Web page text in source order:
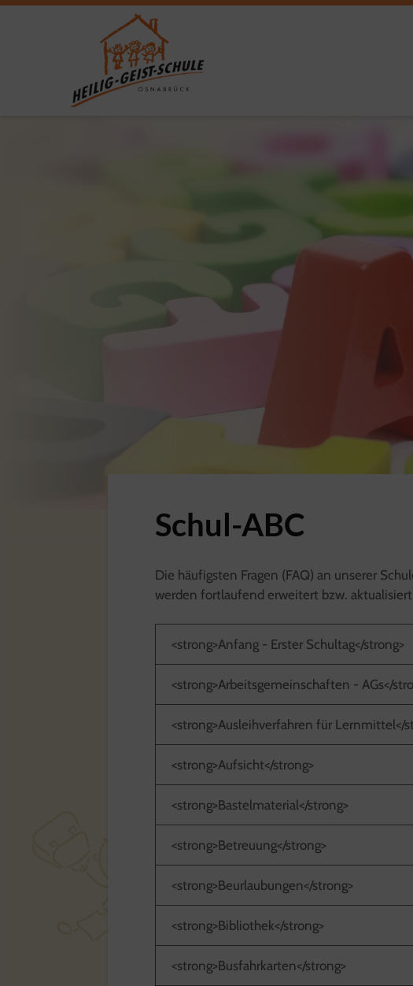
Schul-ABC
Die häufigsten Fragen (FAQ) an unserer
werden fortlaufend erweitert bzw.
<strong>Anfang - Erster Schultag</strong>
<strong>Arbeitsgemeinschaften - AGs</
<strong>Ausleihverfahren für Lernmittel</
<strong>Aufsicht</strong>
<strong>Bastelmaterial</strong>
<strong>Betreuung</strong>
<strong>Beurlaubungen</strong>
<strong>Bibliothek</strong>
<strong>Busfahrkarten</strong>